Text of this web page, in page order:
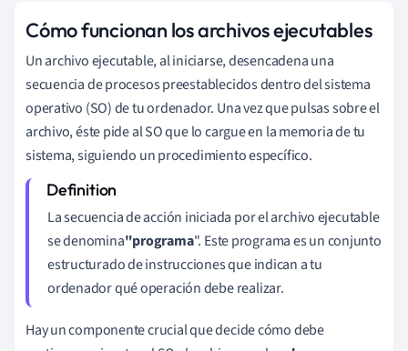
Cómo funcionan los archivos ejecutables
Un archivo ejecutable, al iniciarse, desencadena una
secuencia de procesos preestablecidos dentro del sistema
operativo (SO) de tu ordenador. Una vez que pulsas sobre el
archivo, éste pide al SO que lo cargue en la memoria de tu
sistema, siguiendo un procedimiento específico.
La secuencia de acción iniciada por el archivo ejecutable
se denomina"programa". Este programa es un conjunto
estructurado de instrucciones que indican a tu
ordenador qué operación debe realizar.
Hay un componente crucial que decide cómo debe